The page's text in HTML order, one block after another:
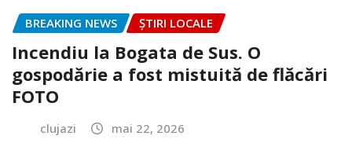
BREAKING NEWS ȘTIRI LOCALE
Incendiu la Bogata de Sus. O
gospodărie a fost mistuită de flăcări
FOTO
clujazi mai 22, 2026